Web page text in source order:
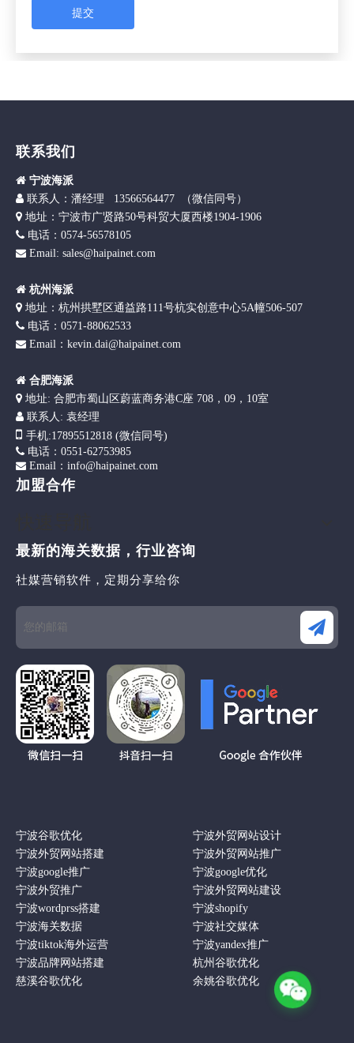
提交
联系我们
 宁波海派
 联系人：潘经理 13566564477 （微信同号）
 地址：宁波市广贤路50号科贸大厦西楼1904-1906
 电话：0574-56578105
 Email: sales@haipainet.com
 杭州海派
 地址：杭州拱墅区通益路111号杭实创意中心5A幢506-507
 电话：0571-88062533
 Email：kevin.dai@haipainet.com
 合肥海派
 地址: 合肥市蜀山区蔚蓝商务港C座 708，09，10室
 联系人: 袁经理
 手机:17895512818 (微信同号)
 电话：0551-62753985
 Email：info@haipainet.com
加盟合作
最新的海关数据，行业咨询
社媒营销软件，定期分享给你
宁波谷歌优化
宁波外贸网站设计
宁波外贸网站搭建
宁波外贸网站推广
宁波google推广
宁波google优化
宁波外贸推广
宁波外贸网站建设
宁波wordprss搭建
宁波shopify
宁波海关数据
宁波社交媒体
宁波tiktok海外运营
宁波yandex推广
宁波品牌网站搭建
杭州谷歌优化
慈溪谷歌优化
余姚谷歌优化